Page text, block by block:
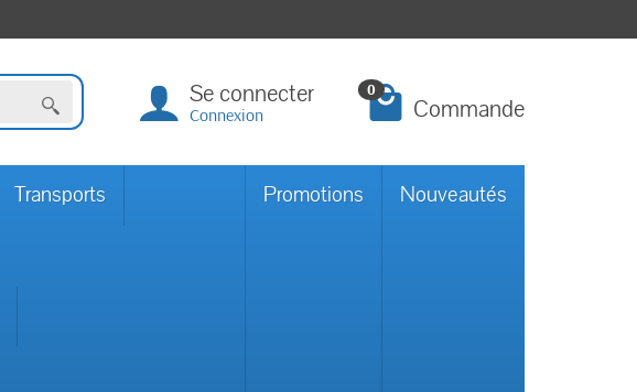
Se connecter
Connexion
0
Commande
Transports Promotions Nouveautés